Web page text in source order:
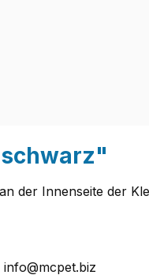
der Innenseite der